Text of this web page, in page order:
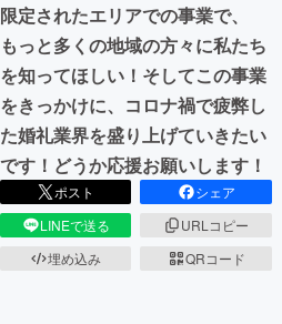
CAMPFIREふるさと納税
限定されたエリアでの事業で、
もっと多くの地域の方々に私たち
を知ってほしい！そしてこの事業
をきっかけに、コロナ禍で疲弊し
た婚礼業界を盛り上げていきたい
です！どうか応援お願いします！
ポスト
シェア
LINEで送る
URLコピー
埋め込み
QRコード